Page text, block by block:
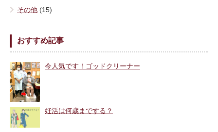
その他 (15)
おすすめ記事
今人気です！ゴッドクリーナー
妊活は何歳までする？